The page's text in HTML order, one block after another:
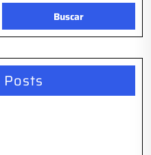
Buscar